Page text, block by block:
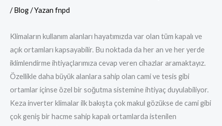
/Blog/ Yazan fnpd
Klimaların kullanım alanları hayatımızda var olan tüm kapalı ve
açık ortamları kapsayabilir. Bu noktada da her an ve her yerde
iklimlendirme ihtiyaçlarımıza cevap veren cihazlar aramaktayız.
Özellikle daha büyük alanlara sahip olan cami ve tesis gibi
ortamlar içinse özel bir soğutma sistemine ihtiyaç duyulabiliyor.
Keza inverter klimalar ilk bakışta çok makul gözükse de cami gibi
çok geniş bir hacme sahip kapalı ortamlarda istenilen